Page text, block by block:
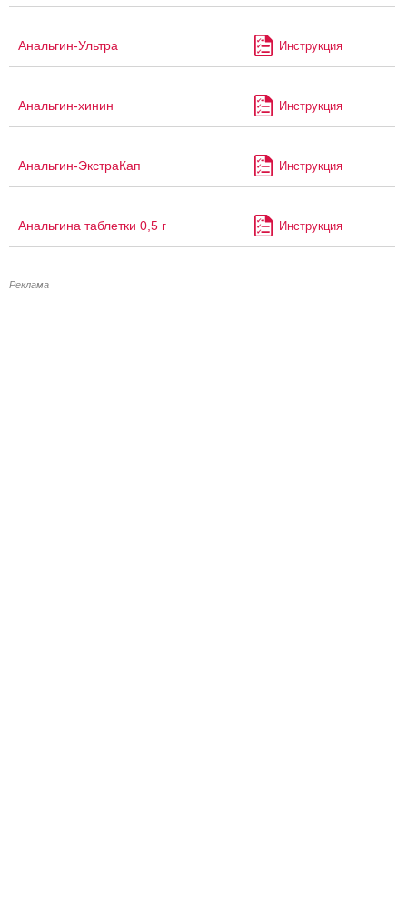
Анальгин-Ультра Инструкция
Анальгин-хинин Инструкция
Анальгин-ЭкстраКап Инструкция
Анальгина таблетки 0,5 г Инструкция
Реклама